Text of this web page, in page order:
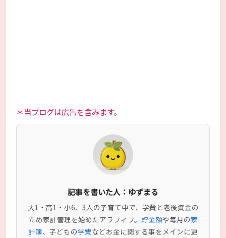
＊当ブログは広告を含みます。
記事を書いた人：ゆずまる
大1・高1・小6、3人の子育て中で、学費と老後資金の
ため家計管理を始めたアラフィフ。 貯金額や毎月の家
計簿、子どもの学費などお金に関する事をメインに更